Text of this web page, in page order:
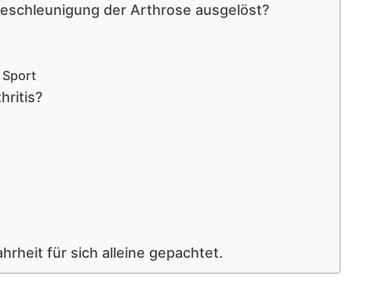
der Arthrose ausgelöst?
für sich alleine gepachtet.